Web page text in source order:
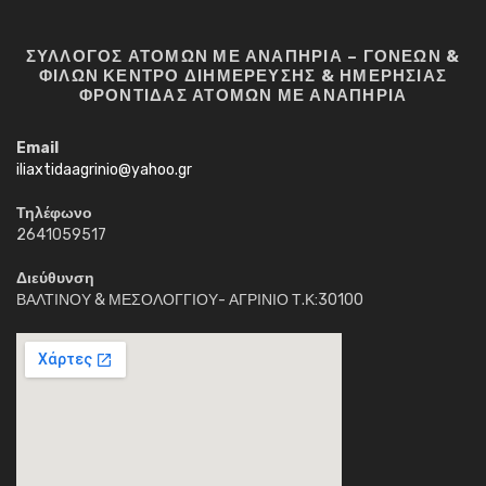
ΣΥΛΛΟΓΟΣ ΑΤΟΜΩΝ ΜΕ ΑΝΑΠΗΡΙΑ – ΓΟΝΕΩΝ &
ΦΙΛΩΝ ΚΕΝΤΡΟ ΔΙΗΜΕΡΕΥΣΗΣ & ΗΜΕΡΗΣΙΑΣ
ΦΡΟΝΤΙΔΑΣ ΑΤΟΜΩΝ ΜΕ ΑΝΑΠΗΡΙΑ
Email
iliaxtidaagrinio@yahoo.gr
Τηλέφωνο
2641059517
Διεύθυνση
ΒΑΛΤΙΝΟΥ & ΜΕΣΟΛΟΓΓΙΟΥ- ΑΓΡΙΝΙΟ Τ.Κ:30100